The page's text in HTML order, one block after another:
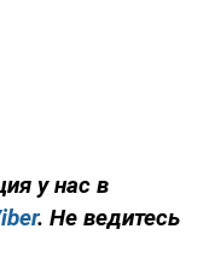
у нас в
. Не ведитесь